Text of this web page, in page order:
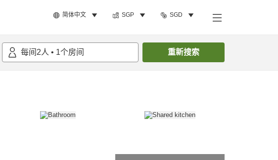
简体中文 SGP SGD
每间 2人 • 1个房间 重新搜索
搜索客房